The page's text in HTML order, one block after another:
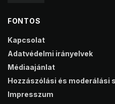
FONTOS
Kapcsolat
Adatvédelmi irányelvek
Médiaajánlat
Hozzászólási és moderálási
Impresszum